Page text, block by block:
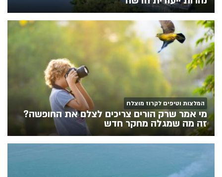
המלצות וטיפים לקרוז מוצלח
מי אמר שרק הורים צריכים לצלם את החופשה?
זה מה שמגלה מחקר חדש